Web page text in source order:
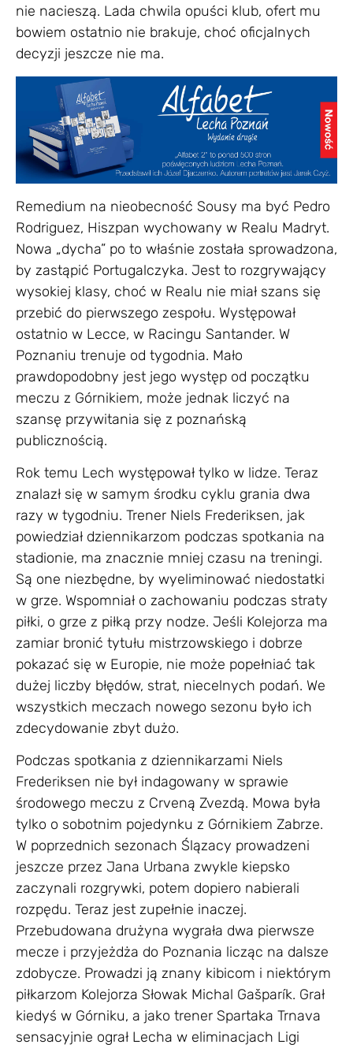
nie nacieszą. Lada chwila opuści klub, ofert mu
bowiem ostatnio nie brakuje, choć oficjalnych
decyzji jeszcze nie ma.
Remedium na nieobecność Sousy ma być Pedro
Rodriguez, Hiszpan wychowany w Realu Madryt.
Nowa „dycha” po to właśnie została sprowadzona,
by zastąpić Portugalczyka. Jest to rozgrywający
wysokiej klasy, choć w Realu nie miał szans się
przebić do pierwszego zespołu. Występował
ostatnio w Lecce, w Racingu Santander. W
Poznaniu trenuje od tygodnia. Mało
prawdopodobny jest jego występ od początku
meczu z Górnikiem, może jednak liczyć na
szansę przywitania się z poznańską
publicznością.
Rok temu Lech występował tylko w lidze. Teraz
znalazł się w samym środku cyklu grania dwa
razy w tygodniu. Trener Niels Frederiksen, jak
powiedział dziennikarzom podczas spotkania na
stadionie, ma znacznie mniej czasu na treningi.
Są one niezbędne, by wyeliminować niedostatki
w grze. Wspomniał o zachowaniu podczas straty
piłki, o grze z piłką przy nodze. Jeśli Kolejorza ma
zamiar bronić tytułu mistrzowskiego i dobrze
pokazać się w Europie, nie może popełniać tak
dużej liczby błędów, strat, niecelnych podań. We
wszystkich meczach nowego sezonu było ich
zdecydowanie zbyt dużo.
Podczas spotkania z dziennikarzami Niels
Frederiksen nie był indagowany w sprawie
środowego meczu z Crveną Zvezdą. Mowa była
tylko o sobotnim pojedynku z Górnikiem Zabrze.
W poprzednich sezonach Ślązacy prowadzeni
jeszcze przez Jana Urbana zwykle kiepsko
zaczynali rozgrywki, potem dopiero nabierali
rozpędu. Teraz jest zupełnie inaczej.
Przebudowana drużyna wygrała dwa pierwsze
mecze i przyjeżdża do Poznania licząc na dalsze
zdobycze. Prowadzi ją znany kibicom i niektórym
piłkarzom Kolejorza Słowak Michal Gašparík. Grał
kiedyś w Górniku, a jako trener Spartaka Trnava
sensacyjnie ograł Lecha w eliminacjach Ligi